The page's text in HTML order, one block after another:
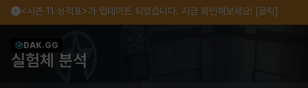
<시즌 11 성적표>가 업데이트 되었습니다. 지금 확인해보세요! [클릭]
DAK.GG
실험체 분석